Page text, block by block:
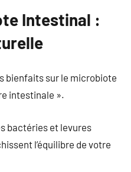
Intestinal :
bienfaits sur le microbiote
intestinale ».
bactéries et levures
l’équilibre de votre